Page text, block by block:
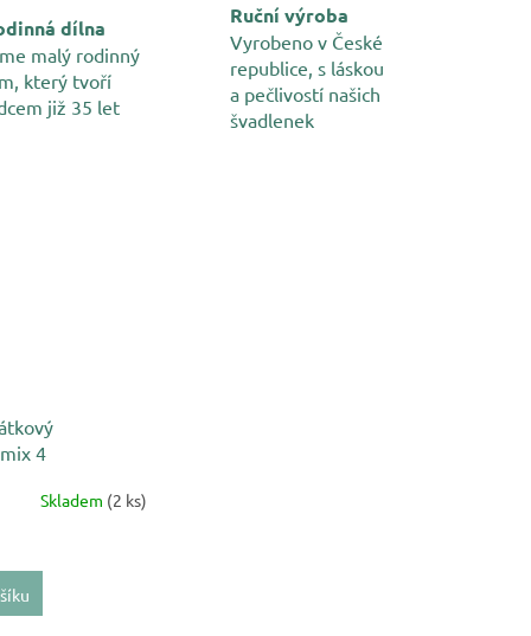
dílna
malý rodinný
který tvoří
již 35 let
Ruční výroba
Vyrobeno v České
republice, s láskou
a pečlivostí našich
švadlenek
4
Skladem (2 ks)